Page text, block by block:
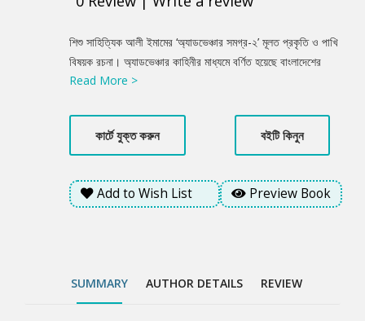
Product
Summery
শিশু সাহিত্যিক আলী ইমামের ‘অ্যাডভেঞ্চার সমগ্র-২’ মূলত প্রকৃতি ও পাখি
বিষয়ক রচনা। অ্যাডভেঞ্চার কাহিনীর মাধ্যমে বর্ণিত হয়েছে বাংলাদেশের
প্রাকৃতিক প্রেক্ষাপটে পাখিদের আবাস, জীবনযাপন পদ্ধতি, স্বভাব, অতিথি
পাখিদের প্রতি মানুষের আচরণ, সংরক্ষণ, করণীয় এবং দেশী বিদেশী নানা
উদ্যোগ ও গবেষণা সম্পর্কিত নানা তথ্যাবলী। বইটি ছয়টি গল্প এবং দুটি
উপন্যাসের সমন্বয়ে সজ্জিত। এটি একাধারে যেমন শিক্ষামূলক অন্যদিকে
সচেতনতামূলক। এছাড়া গল্প এবং রচনার স্বাদ তো আছেই।
Read More >
কার্টে যুক্ত করুন বইটি কিনুন
Add to Wish List Preview Book
SUMMARY AUTHOR DETAILS REVIEW